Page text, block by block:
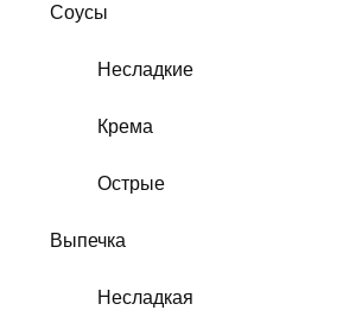
Соусы
Несладкие
Крема
Острые
Выпечка
Несладкая